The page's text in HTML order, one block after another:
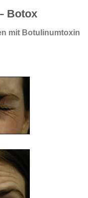
Botox
mit Botulinumtoxin